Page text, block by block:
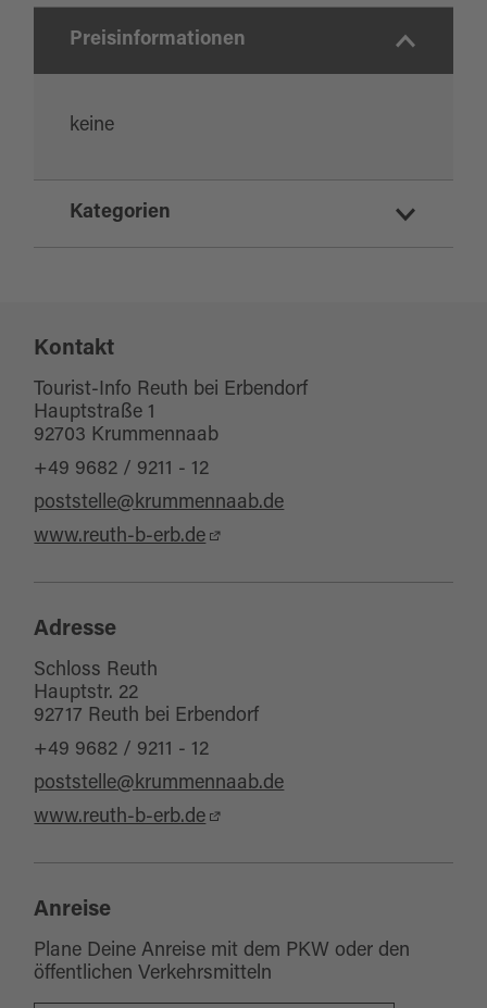
Preisinformationen
keine
Kategorien
Kontakt
Tourist-Info Reuth bei Erbendorf
Hauptstraße 1
92703 Krummennaab
+49 9682 / 9211 - 12
poststelle@krummennaab.de
www.reuth-b-erb.de
Adresse
Schloss Reuth
Hauptstr. 22
92717 Reuth bei Erbendorf
+49 9682 / 9211 - 12
poststelle@krummennaab.de
www.reuth-b-erb.de
Anreise
Plane Deine Anreise mit dem PKW oder den
öffentlichen Verkehrsmitteln